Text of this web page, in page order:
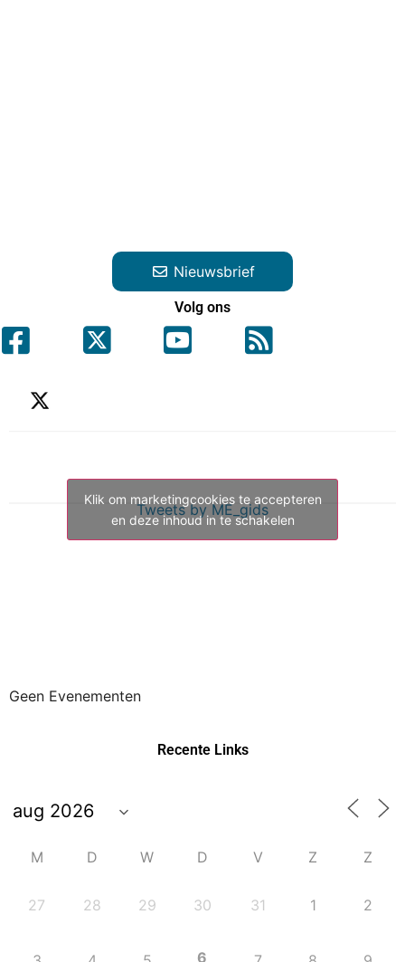
Nieuwsbrief
Volg ons
Tweets by ME_gids
Klik om marketingcookies te accepteren
en deze inhoud in te schakelen
Geen Evenementen
Recente Links
M D W D V Z Z
27 28 29 30 31 1 2
6